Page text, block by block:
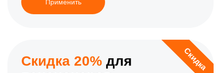
Применить
Скидка
Скидка 20% для